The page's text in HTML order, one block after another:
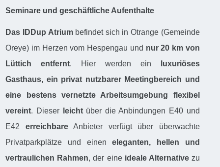
Seminare und geschäftliche Aufenthalte
Das IDDup Atriumbefindet sich in Otrange (Gemeinde
Oreye) im Herzen vom Hespengau und nur 20 km von
Lüttich entfernt. Hier werden ein
luxuriöses
Gasthaus, ein privat nutzbarer Meetingbereich und
eine bestens vernetzte Arbeitsumgebung flexibel
vereint. Dieser leichtüber die Anbindungen E40 und
E42 erreichbareAnbieter verfügt über überwachte
Privatparkplätze und eineneleganten, hellen und
vertraulichen Rahmen, der eine ideale Alternativezu